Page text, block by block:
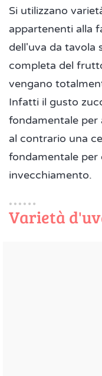
Si utilizzano
appartenenti alla
dell'uva da tavola
completa del
vengano
Infatti il gusto
fondamentale per
al contrario una
fondamentale
invecchiamento.
Varietà